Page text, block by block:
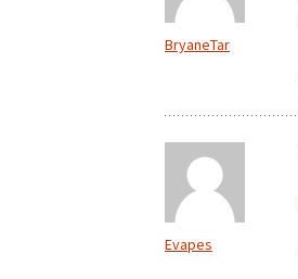
BryaneTar
Evapes